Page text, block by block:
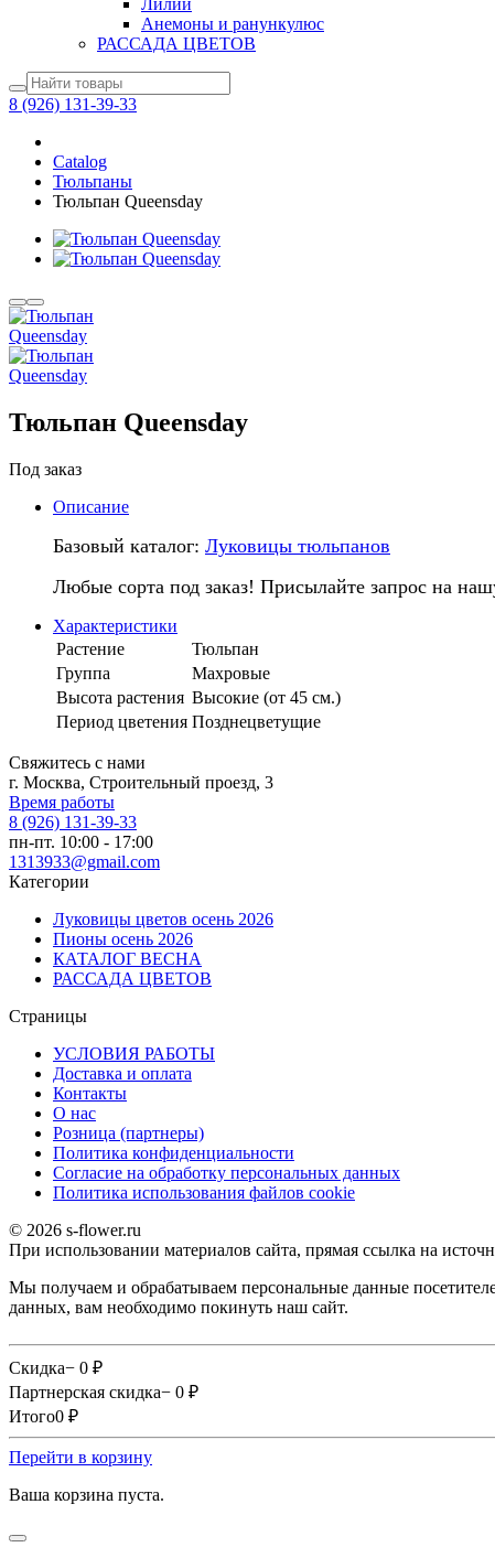
Лилии
Анемоны и ранункулюс
РАССАДА ЦВЕТОВ
8 (926) 131-39-33
Catalog
Тюльпаны
Тюльпан Queensday
Тюльпан Queensday
Под заказ
Описание
Базовый каталог: Луковицы тюльпанов
Любые сорта под заказ! Присылайте запрос на
Характеристики
Растение
Тюльпан
Группа
Махровые
Высота растения Высокие (от 45 см.)
Период цветения Позднецветущие
Свяжитесь с нами
г. Москва, Строительный проезд, 3
Время работы
8 (926) 131-39-33
пн-пт. 10:00 - 17:00
1313933@gmail.com
Категории
Луковицы цветов осень 2026
Пионы осень 2026
КАТАЛОГ ВЕСНА
РАССАДА ЦВЕТОВ
Страницы
УСЛОВИЯ РАБОТЫ
Доставка и оплата
Контакты
О наc
Розница (партнеры)
Политика конфиденциальности
Согласие на обработку персональных данных
Политика использования файлов сookie
© 2026 s-flower.ru
При использовании материалов сайта, прямая ссылка на
Мы получаем и обрабатываем персональные данные
данных, вам необходимо покинуть наш сайт.
Скидка− 0 ₽
Партнерская скидка− 0 ₽
Итого0 ₽
Перейти в корзину
Ваша корзина пуста.